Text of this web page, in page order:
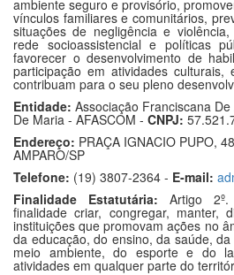
ambiente seguro e provisório,
vínculos familiares e comunitários,
situações de negligência e
rede socioassistencial e políticas
favorecer o desenvolvimento de
participação em atividades
contribuam para o seu pleno
Entidade: Associação Franciscana
De Maria - AFASCOM - CNPJ:
Endereço: PRAÇA IGNACIO PUPO,
AMPARO/SP
Telefone: (19) 3807-2364 - E-mail:
Finalidade Estatutária: Artigo
finalidade criar, congregar, manter,
instituições que promovam ações no
da educação, do ensino, da saúde,
meio ambiente, do esporte e do
atividades em qualquer parte do